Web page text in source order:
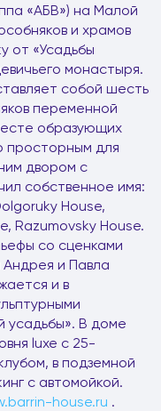
«АБВ») на Малой
и храмов
от «Усадьбы
монастыря.
собой шесть
переменной
образующих
просторным для
двором с
собственное имя:
House,
Razumovsky House.
со сценками
Андрея и Павла
и в
усадьбы». В доме
luxe с 25-
в подземной
с автомойкой.
house.ru .